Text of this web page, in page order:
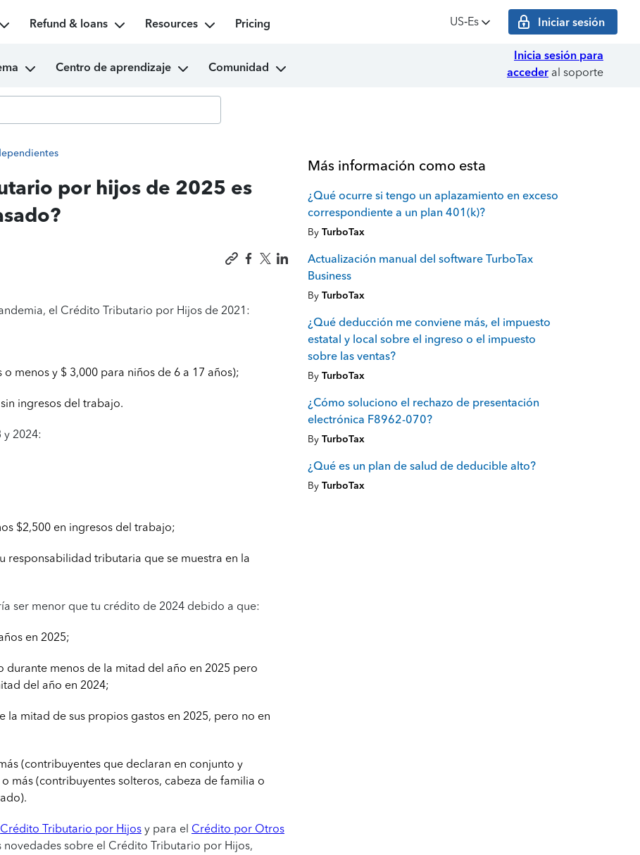
Refund & loans Resources Pricing US‑Es Iniciar sesión
Centro de aprendizaje Comunidad
Inicia sesión para
acceder al soporte
por hijos de 2025 es
el Crédito Tributario por Hijos de 2021:
menos y $ 3,000 para niños de 6 a 17 años);
ingresos del trabajo.
y 2024:
$2,500 en ingresos del trabajo;
responsabilidad tributaria que se muestra en la
ser menor que tu crédito de 2024 debido a que:
en 2025;
durante menos de la mitad del año en 2025 pero
del año en 2024;
la mitad de sus propios gastos en 2025, pero no en
(contribuyentes que declaran en conjunto y
más (contribuyentes solteros, cabeza de familia o
Crédito Tributario por Hijos y para el Crédito por Otros
novedades sobre el Crédito Tributario por Hijos,
Más información como esta
¿Qué ocurre si tengo un aplazamiento en exceso
correspondiente a un plan 401(k)?
By TurboTax
Actualización manual del software TurboTax
Business
By TurboTax
¿Qué deducción me conviene más, el impuesto
estatal y local sobre el ingreso o el impuesto
sobre las ventas?
By TurboTax
¿Cómo soluciono el rechazo de presentación
electrónica F8962-070?
By TurboTax
¿Qué es un plan de salud de deducible alto?
By TurboTax